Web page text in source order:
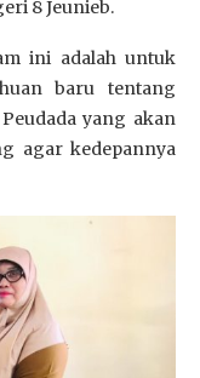
8 Jeunieb.
ini adalah untuk
baru tentang
yang akan
agar kedepannya